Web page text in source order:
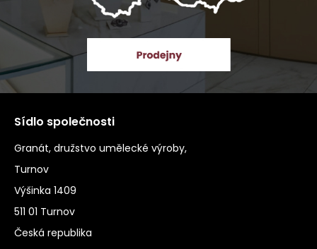
Sídlo společnosti
Granát, družstvo umělecké výroby,
Turnov
Výšinka 1409
511 01 Turnov
Česká republika